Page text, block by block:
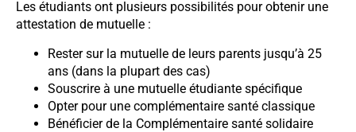
Les étudiants ont plusieurs possibilités pour obtenir une
attestation de mutuelle :
Rester sur la mutuelle de leurs parents jusqu’à 25
ans (dans la plupart des cas)
Souscrire à une mutuelle étudiante spécifique
Opter pour une complémentaire santé classique
Bénéficier de la Complémentaire santé solidaire